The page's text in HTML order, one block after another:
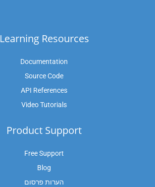
Learning Resources
Documentation
Source Code
API References
Video Tutorials
Product Support
Free Support
Blog
הערות פרסום